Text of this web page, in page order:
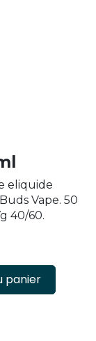
eliquide
Vape. 50
40/60.
panier